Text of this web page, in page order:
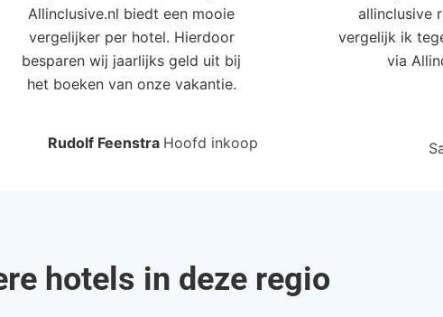
Allinclusive.nl biedt een mooie
vergelijker per hotel. Hierdoor
besparen wij jaarlijks geld uit bij
het boeken van onze vakantie.
Rudolf Feenstra Hoofd inkoop
allinclusive
vergelijk ik
via
hotels in deze regio